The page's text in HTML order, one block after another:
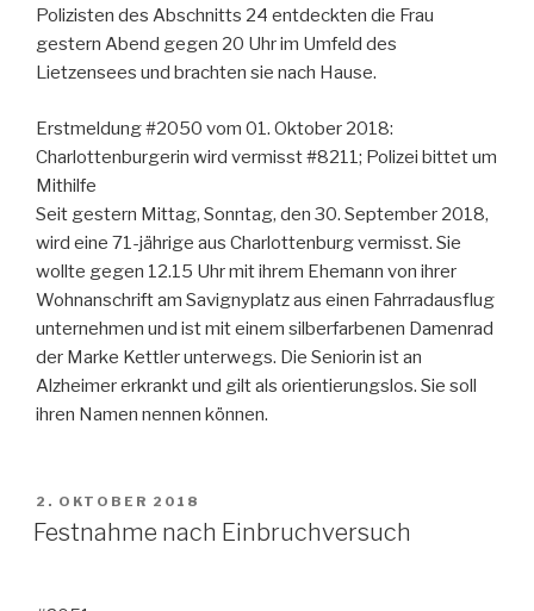
Polizisten des Abschnitts 24 entdeckten die Frau
gestern Abend gegen 20 Uhr im Umfeld des
Lietzensees und brachten sie nach Hause.
Erstmeldung #2050 vom 01. Oktober 2018:
Charlottenburgerin wird vermisst #8211; Polizei bittet um
Mithilfe
Seit gestern Mittag, Sonntag, den 30. September 2018,
wird eine 71-jährige aus Charlottenburg vermisst. Sie
wollte gegen 12.15 Uhr mit ihrem Ehemann von ihrer
Wohnanschrift am Savignyplatz aus einen Fahrradausflug
unternehmen und ist mit einem silberfarbenen Damenrad
der Marke Kettler unterwegs. Die Seniorin ist an
Alzheimer erkrankt und gilt als orientierungslos. Sie soll
ihren Namen nennen können.
VERÖFFENTLICHT
AM
2. OKTOBER 2018
Festnahme nach Einbruchversuch